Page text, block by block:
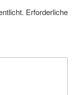
Erforderliche